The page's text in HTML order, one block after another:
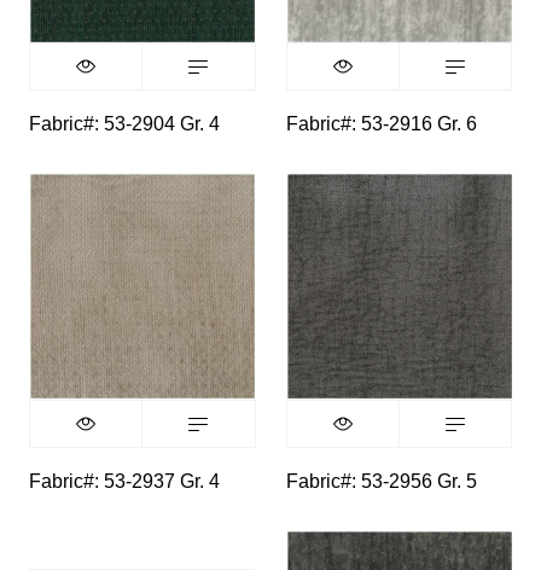
Fabric#: 53-2904 Gr. 4 Fabric#: 53-2916 Gr. 6
Fabric#: 53-2937 Gr. 4 Fabric#: 53-2956 Gr. 5